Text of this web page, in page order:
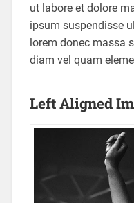
ut labore et dolore
ipsum suspendisse
lorem donec massa
diam vel quam
Left Aligned